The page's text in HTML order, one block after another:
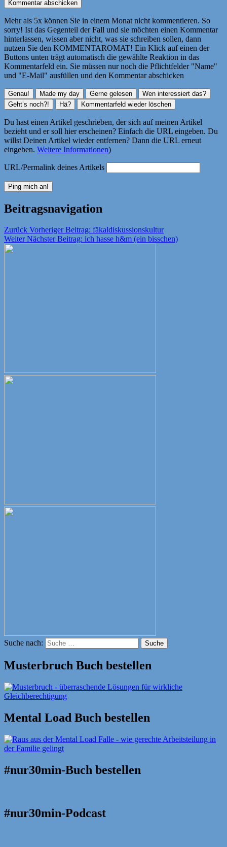
Mehr als 5x können Sie in einem Monat nicht kommentieren. So
sorry! Ist das Gegenteil der Fall und sie möchten einen Kommentar
hinterlassen, wissen aber nicht, was sie schreiben sollen, dann
nutzen Sie den KOMMENTAROMAT! Ein Klick auf einen der
Buttons unten trägt automatisch die gewählte Reaktion in das
Kommentarfeld ein. Sie müssen nur noch die Pflichtfelder "Name"
und "E-Mail" ausfüllen und den Kommentar abschicken
Du hast einen Artikel geschrieben, der sich auf meinen Artikel
bezieht und er soll hier erscheinen? Einfach die URL eingeben. Du
willst Deinen Artikel wieder entfernen? Dann die URL erneut
eingeben. Weitere Informationen)
URL/Permalink deines Artikels
Beitragsnavigation
Zurück Vorheriger Beitrag: fäkaldiskussionskultur
Weiter Nächster Beitrag: ich hasse h&m (ein bisschen)
Suche nach: Suche
Musterbruch Buch bestellen
Mental Load Buch bestellen
#nur30min-Buch bestellen
#nur30min-Podcast